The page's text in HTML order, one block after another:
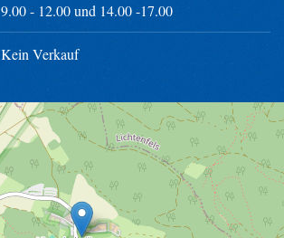
9.00 - 12.00 und 14.00 -17.00
Kein Verkauf